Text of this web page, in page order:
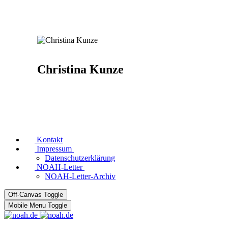
Christina Kunze
Kontakt
Impressum
Datenschutzerklärung
NOAH-Letter
NOAH-Letter-Archiv
Off-Canvas Toggle
Mobile Menu Toggle